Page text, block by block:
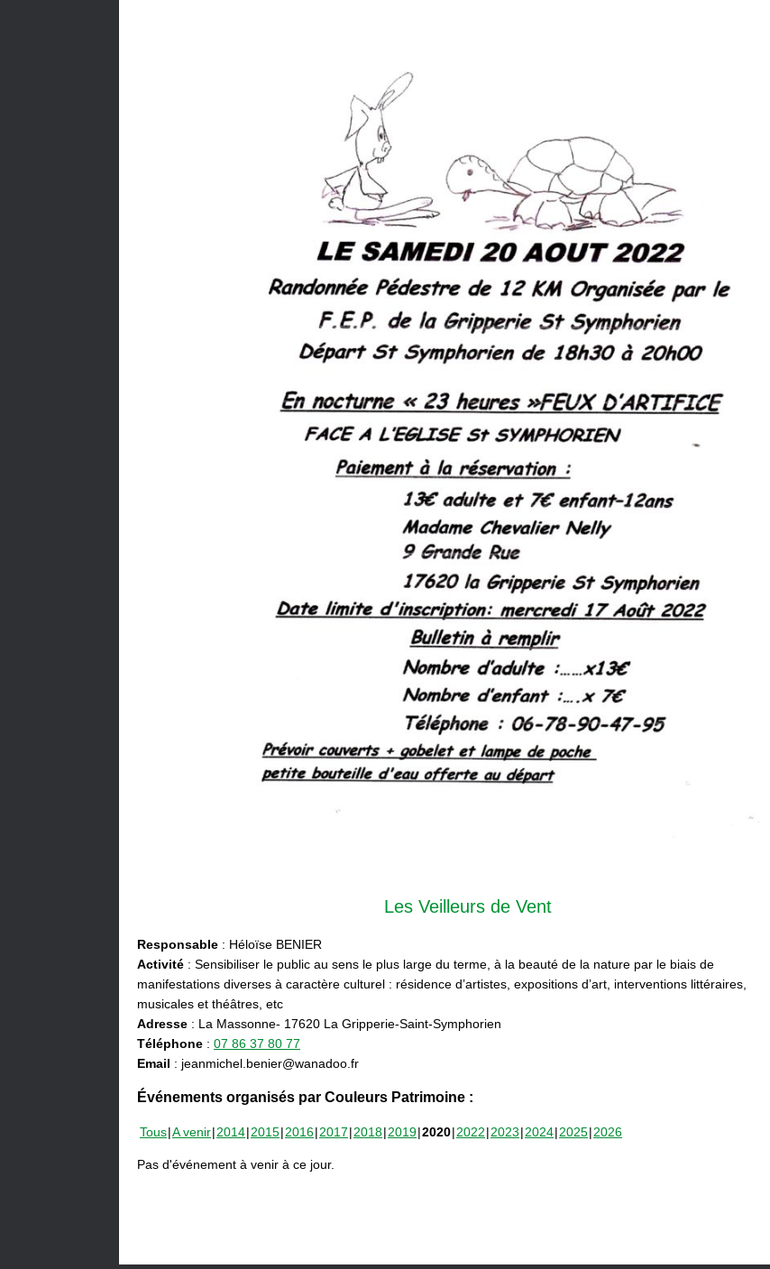
Les Veilleurs de Vent
Responsable : Héloïse BENIER
Activité : Sensibiliser le public au sens le plus large du terme, à la beauté de la nature par le biais de
manifestations diverses à caractère culturel : résidence d’artistes, expositions d’art, interventions littéraires,
musicales et théâtres, etc
Adresse : La Massonne- 17620 La Gripperie-Saint-Symphorien
Téléphone : 07 86 37 80 77
Email : jeanmichel.benier@wanadoo.fr
Événements organisés par Couleurs Patrimoine :
Tous A venir 2014 2015 2016 2017 2018 2019 2020 2022 2023 2024 2025 2026
Pas d'événement à venir à ce jour.